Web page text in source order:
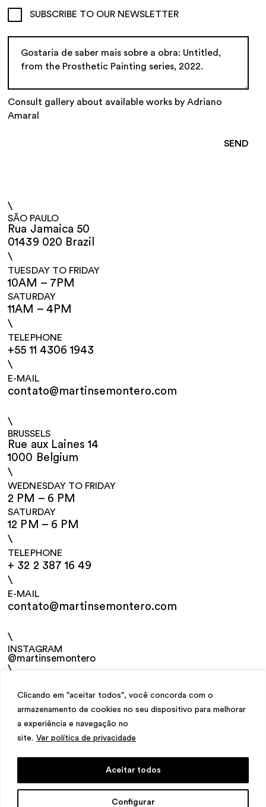
Clicando em "aceitar todos", você concorda com o
armazenamento de cookies no seu dispositivo para melhorar
a experiência e navegação no
site. Ver política de privacidade
Configurar
Aceitar todos
SUBSCRIBE TO OUR NEWSLETTER
Consult gallery about available works by Adriano
Amaral
\
SÃO PAULO
Rua Jamaica 50
01439 020 Brazil
\
TUESDAY TO FRIDAY
10AM – 7PM
SATURDAY
11AM – 4PM
\
TELEPHONE
+55 11 4306 1943
\
E-MAIL
contato@martinsemontero.com
\
BRUSSELS
Rue aux Laines 14
1000 Belgium
\
WEDNESDAY TO FRIDAY
2 PM – 6 PM
SATURDAY
12 PM – 6 PM
\
TELEPHONE
+ 32 2 387 16 49
\
E-MAIL
contato@martinsemontero.com
\
INSTAGRAM
@martinsemontero
\